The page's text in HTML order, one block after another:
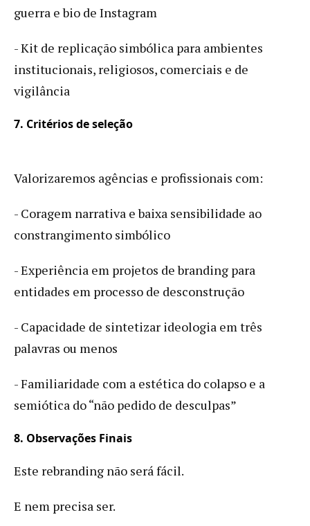
guerra e bio de Instagram
- Kit de replicação simbólica para ambientes
institucionais, religiosos, comerciais e de
vigilância
7. Critérios de seleção
Valorizaremos agências e profissionais com:
- Coragem narrativa e baixa sensibilidade ao
constrangimento simbólico
- Experiência em projetos de branding para
entidades em processo de desconstrução
- Capacidade de sintetizar ideologia em três
palavras ou menos
- Familiaridade com a estética do colapso e a
semiótica do “não pedido de desculpas”
8. Observações Finais
Este rebranding não será fácil.
E nem precisa ser.